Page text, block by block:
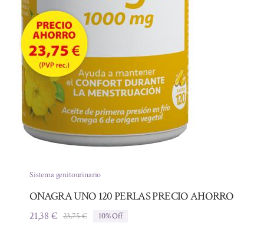
Sistema genitourinario
ONAGRA UNO 120 PERLAS PRECIO AHORRO
23,75€El
21,38 €
El
10% Off